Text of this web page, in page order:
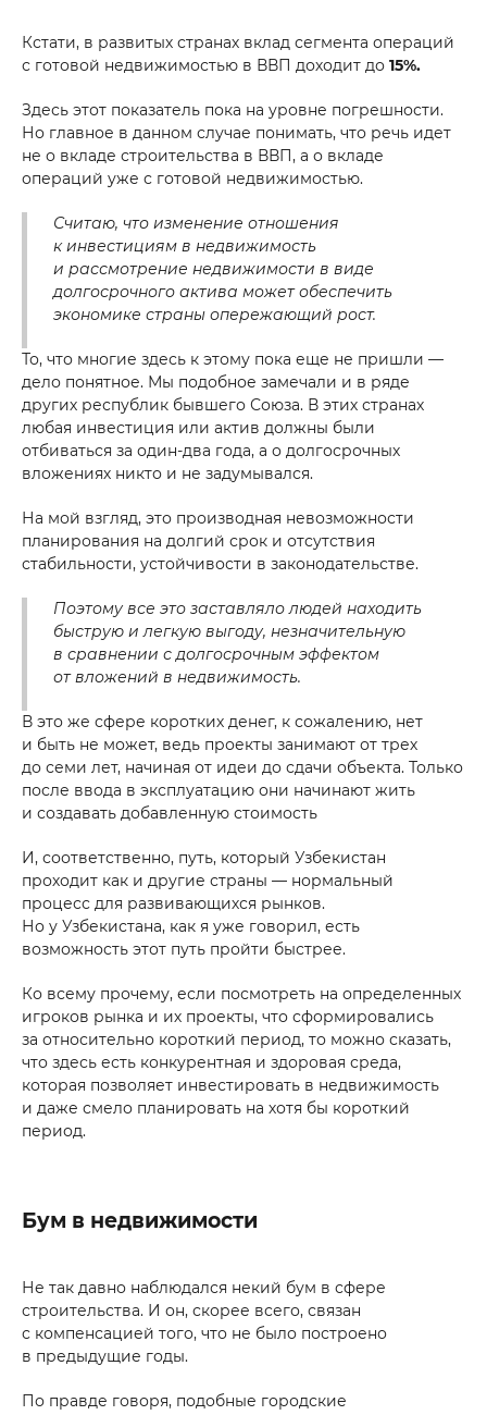
Кстати, в развитых странах вклад сегмента операций
с готовой недвижимостью в ВВП доходит до 15%.
Здесь этот показатель пока на уровне погрешности.
Но главное в данном случае понимать, что речь идет
не о вкладе строительства в ВВП, а о вкладе
операций уже с готовой недвижимостью.
Считаю, что изменение отношения
к инвестициям в недвижимость
и рассмотрение недвижимости в виде
долгосрочного актива может обеспечить
экономике страны опережающий рост.
То, что многие здесь к этому пока еще не пришли —
дело понятное. Мы подобное замечали и в ряде
других республик бывшего Союза. В этих странах
любая инвестиция или актив должны были
отбиваться за один-два года, а о долгосрочных
вложениях никто и не задумывался.
На мой взгляд, это производная невозможности
планирования на долгий срок и отсутствия
стабильности, устойчивости в законодательстве.
Поэтому все это заставляло людей находить
быструю и легкую выгоду, незначительную
в сравнении с долгосрочным эффектом
от вложений в недвижимость.
В это же сфере коротких денег, к сожалению, нет
и быть не может, ведь проекты занимают от трех
до семи лет, начиная от идеи до сдачи объекта. Только
после ввода в эксплуатацию они начинают жить
и создавать добавленную стоимость
И, соответственно, путь, который Узбекистан
проходит как и другие страны — нормальный
процесс для развивающихся рынков.
Но у Узбекистана, как я уже говорил, есть
возможность этот путь пройти быстрее.
Ко всему прочему, если посмотреть на определенных
игроков рынка и их проекты, что сформировались
за относительно короткий период, то можно сказать,
что здесь есть конкурентная и здоровая среда,
которая позволяет инвестировать в недвижимость
и даже смело планировать на хотя бы короткий
период.
Бум в недвижимости
Не так давно наблюдался некий бум в сфере
строительства. И он, скорее всего, связан
с компенсацией того, что не было построено
в предыдущие годы.
По правде говоря, подобные городские